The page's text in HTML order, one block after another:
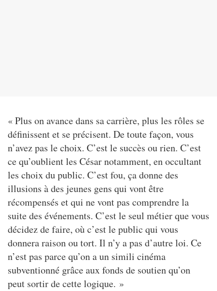
«Plus on avance dans sa carrière, plus les rôles se
définissent et se précisent. De toute façon, vous
n’avez pas le choix. C’est le succès ou rien. C’est
ce qu’oublient les César notamment, en occultant
les choix du public. C’est fou, ça donne des
illusions à des jeunes gens qui vont être
récompensés et qui ne vont pas comprendre la
suite des événements. C’est le seul métier que vous
décidez de faire, où c’est le public qui vous
donnera raison ou tort. Il n’y a pas d’autre loi. Ce
n’est pas parce qu’on a un simili cinéma
subventionné grâce aux fonds de soutien qu’on
peut sortir de cette logique. »